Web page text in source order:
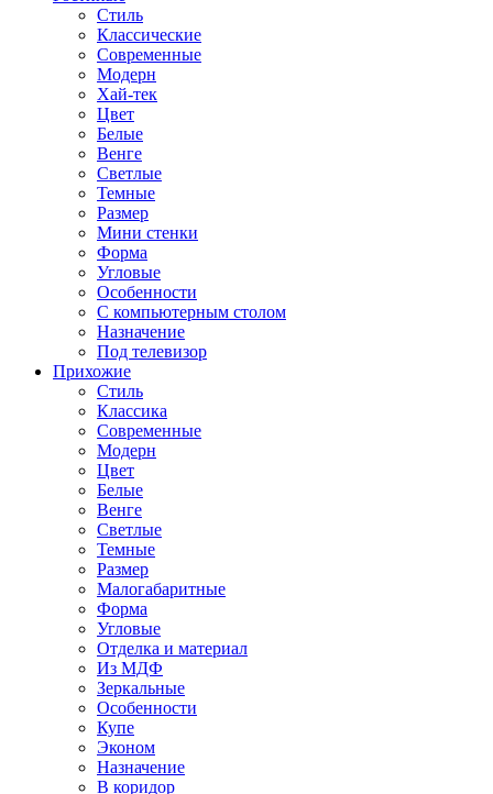
Стиль
Классические
Современные
Модерн
Хай-тек
Цвет
Белые
Венге
Светлые
Темные
Размер
Мини стенки
Форма
Угловые
Особенности
С компьютерным столом
Назначение
Под телевизор
Прихожие
Стиль
Классика
Современные
Модерн
Цвет
Белые
Венге
Светлые
Темные
Размер
Малогабаритные
Форма
Угловые
Отделка и материал
Из МДФ
Зеркальные
Особенности
Купе
Эконом
Назначение
В коридор